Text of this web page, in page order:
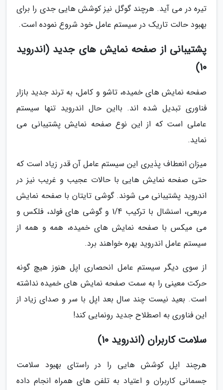
تیره در می آید. هرچند گوگل نیز کوشش هایی جدی را برای
بهبود حالت تاریک در سیستم عامل خود شروع نموده است.
پشتیبانی از صفحه نمایش های جدید (اندروید
10)
صفحه نمایش های خمیده، تاشو و کامل، به ترند جدید بازار
فناوری تبدیل شده اند. بااین حال اندروید تنها سیستم
عاملی است که از این نوع صفحه نمایش پشتیبانی می
نماید.
میزان انعطاف پذیری این سیستم عامل آن قدر زیاد است که
حتی صفحه نمایش هایی با حالات عجیب و غریب نیز در
اندروید پشتیبانی می شوند. گوشی تایتان با صفحه نمایش
مربعی، اسنشال با ترکیب 1/4 و گوشی های فولد، فلکس و
می میکس با صفحه نمایش های خمیده، همه و همه از
سیستم عامل اندروید بهره خواهند برد.
از سوی دیگر سیستم عامل انحصاری اپل هنوز هیچ گونه
حرکت معینی را به سمت صفحه نمایش های خمیده نداشته
است. بعید نیست چند سال بعد اپل با سر و صدای زیاد از
این فناوری به اصطلاح جدید رونمایی کند!
سلامت کاربران (اندروید 10)
هرچند اپل کوشش هایی را در راستای بهبود سلامت
جسمانی کاربران و اعتیاد به تلفن های همراه انجام داده